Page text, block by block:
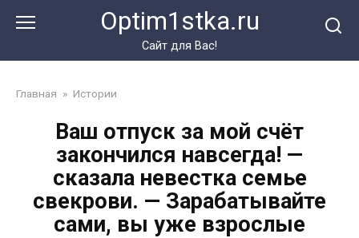
Optim1stka.ru
Сайт для Вас!
Главная » Истории
Ваш отпуск за мой счёт
закончился навсегда! —
сказала невестка семье
свекрови. — Зарабатывайте
сами, вы уже взрослые